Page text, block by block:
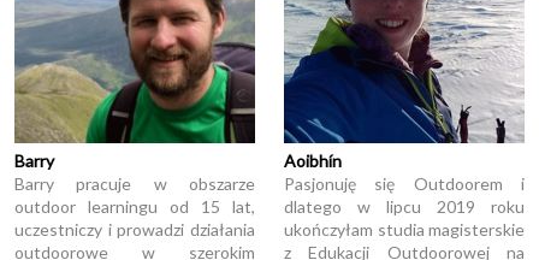
Barry
Barry pracuje w obszarze
outdoor learningu od 15 lat,
uczestniczy i prowadzi działania
outdoorowe w szerokim
Aoibhín
Pasjonuję się Outdoorem i
dlatego w lipcu 2019 roku
ukończyłam studia magisterskie
z Edukacji Outdoorowej na